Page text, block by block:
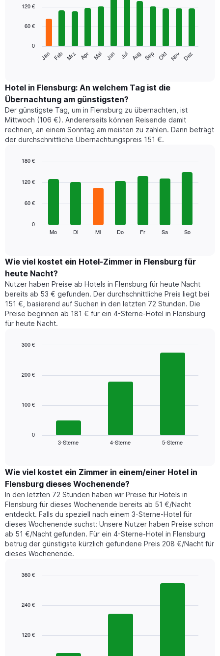
chart
bars.
folgende
den
durchschnittlichen
Zimmerpreis
im
jeweiligen
Monat
an.
Diagramm
die
Monate
hat
1
Y-
Achse,
die
den
durchschnittlichen
Zimmerpreis
graphic.
Jan Feb Mrz Apr Mai Jun Jul Aug Sep Okt Nov Dez
0
60 €
120 €
Hotel in Flensburg: An welchem Tag ist die
Übernachtung am günstigsten?
Der günstigste Tag, um in Flensburg zu übernachten, ist
Mittwoch (106 €). Andererseits können Reisende damit
rechnen, an einem Sonntag am meisten zu zahlen. Dann beträgt
der durchschnittliche Übernachtungspreis 151 €.
chart
bars.
den
durchschnittlichen
Preis
eines
Zimmers
für
den
jeweiligen
Das
die
Wochentage
Y-
Achse,
die
den
durchschnittlichen
Zimmerpreis
anzeigt.
Mo Di Mi Do Fr Sa So
0
60 €
120 €
180 €
Wie viel kostet ein Hotel-Zimmer in Flensburg für
heute Nacht?
Nutzer haben Preise ab Hotels in Flensburg für heute Nacht
bereits ab 53 € gefunden. Der durchschnittliche Preis liegt bei
151 €, basierend auf Suchen in den letzten 72 Stunden. Die
Preise beginnen ab 181 € für ein 4-Sterne-Hotel in Flensburg
für heute Nacht.
with
Das
zeigt
der
für
heute
Nacht
in
den
letzten
3
Tagen
gefunden
aggregiert
Das
X-
3-Sterne 4-Sterne 5-Sterne
0
100 €
200 €
300 €
Wie viel kostet ein Zimmer in einem/einer Hotel in
Flensburg dieses Wochenende?
In den letzten 72 Stunden haben wir Preise für Hotels in
Flensburg für dieses Wochenende bereits ab 51 €/Nacht
entdeckt. Falls du speziell nach einem 3-Sterne-Hotel für
dieses Wochenende suchst: Unsere Nutzer haben Preise schon
ab 51 €/Nacht gefunden. Für ein 4-Sterne-Hotel in Flensburg
betrug der günstigste kürzlich gefundene Preis 208 €/Nacht für
dieses Wochenende.
with
Das
120 €
240 €
360 €